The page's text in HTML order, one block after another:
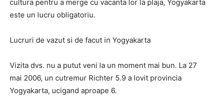
cultura pentru a merge cu vacanta lor la plaja, Yogyakarta
este un lucru obligatoriu.
Lucruri de vazut si de facut in Yogyakarta
Vizita dvs. nu a putut veni la un moment mai bun. La 27
mai 2006, un cutremur Richter 5.9 a lovit provincia
Yogyakarta, ucigand aproape 6.